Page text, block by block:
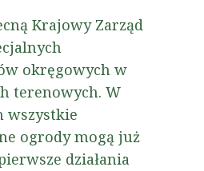
Krajowy Zarząd
okręgowych w
terenowych. W
wszystkie
ogrody mogą już
działania